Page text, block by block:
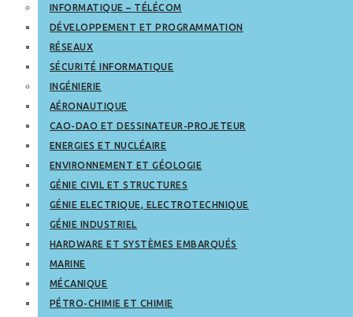
INFORMATIQUE – TÉLÉCOM
DÉVELOPPEMENT ET PROGRAMMATION
RÉSEAUX
SÉCURITÉ INFORMATIQUE
INGÉNIERIE
AÉRONAUTIQUE
CAO-DAO ET DESSINATEUR-PROJETEUR
ENERGIES ET NUCLÉAIRE
ENVIRONNEMENT ET GÉOLOGIE
GÉNIE CIVIL ET STRUCTURES
GÉNIE ELECTRIQUE, ELECTROTECHNIQUE
GÉNIE INDUSTRIEL
HARDWARE ET SYSTÈMES EMBARQUÉS
MARINE
MÉCANIQUE
PÉTRO-CHIMIE ET CHIMIE